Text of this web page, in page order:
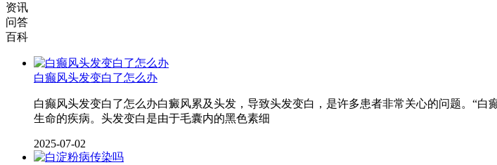
资讯
问答
百科
白癫风头发变白了怎么办
白癫风头发变白了怎么办白癜风累及头发，导致头发变白，是许多患者非常关心的问题。“
生命的疾病。头发变白是由于毛囊内的黑色素细
2025-07-02